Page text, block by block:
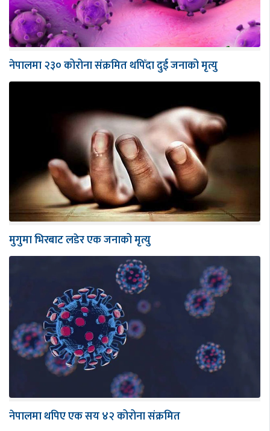
नेपालमा २३० कोरोना संक्रमित थपिँदा दुई जनाको मृत्यु
मुगुमा भिरबाट लडेर एक जनाको मृत्यु
नेपालमा थपिए एक सय ४२ कोरोना संक्रमित